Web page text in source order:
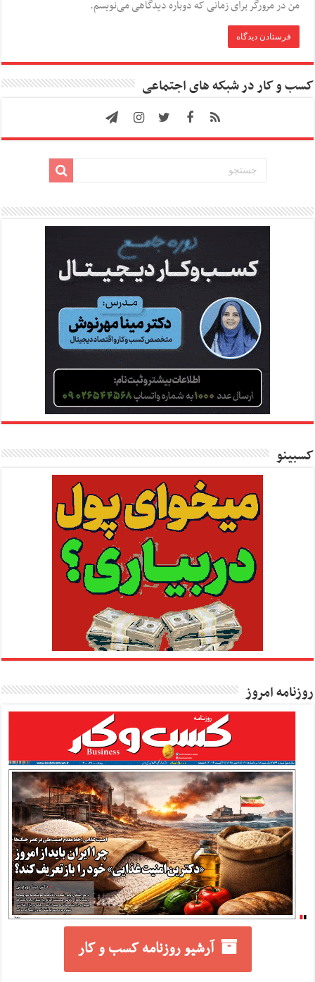
من در مرورگر برای زمانی که دوباره دیدگاهی می‌نویسم.
کسب و کار در شبکه های اجتماعی
کسبینو
روزنامه امروز
آرشیو روزنامه کسب و کار